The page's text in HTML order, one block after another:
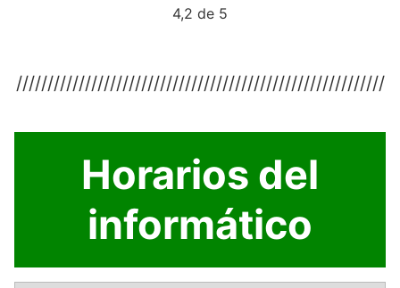
4,2 de 5
///////////////////////////////////////////////////////////
Horarios del
informático